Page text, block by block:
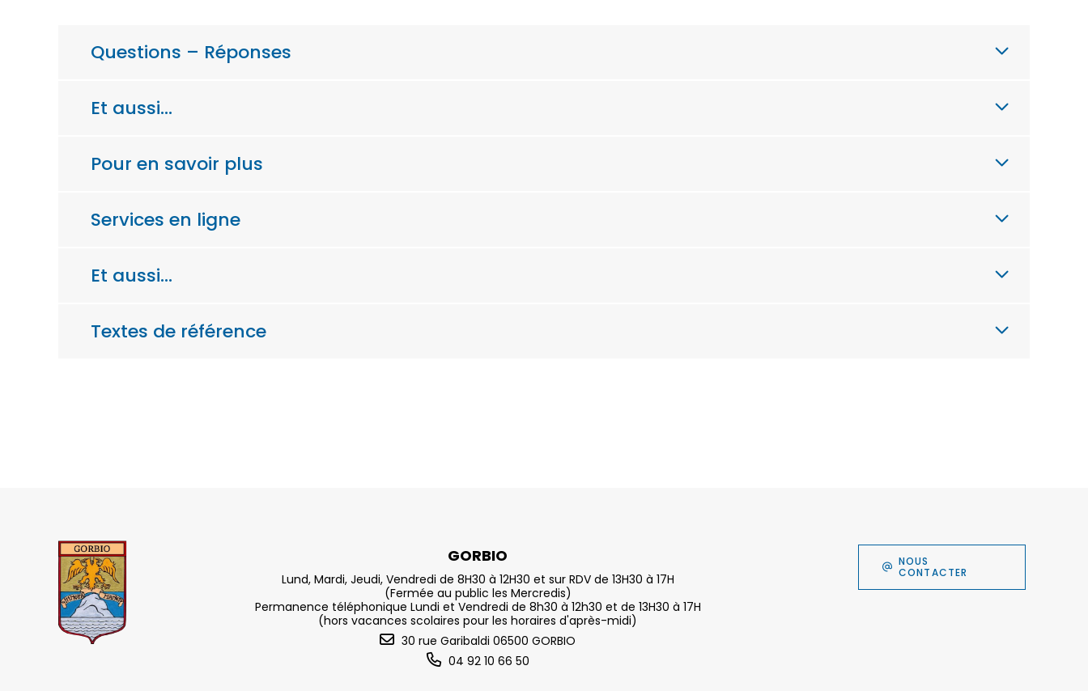
Questions – Réponses
Et aussi…
Pour en savoir plus
Services en ligne
Et aussi…
Textes de référence
GORBIO
Lund, Mardi, Jeudi, Vendredi de 8H30 à 12H30 et sur RDV de 13H30 à 17H
(Fermée au public les Mercredis)
Permanence téléphonique Lundi et Vendredi de 8h30 à 12h30 et de 13H30 à 17H
(hors vacances scolaires pour les horaires d'après-midi)
30 rue Garibaldi 06500 GORBIO
04 92 10 66 50
NOUS
CONTACTER